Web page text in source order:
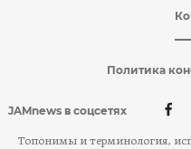
Политика
JAMnews в соцсетях
Топонимы и терминология,